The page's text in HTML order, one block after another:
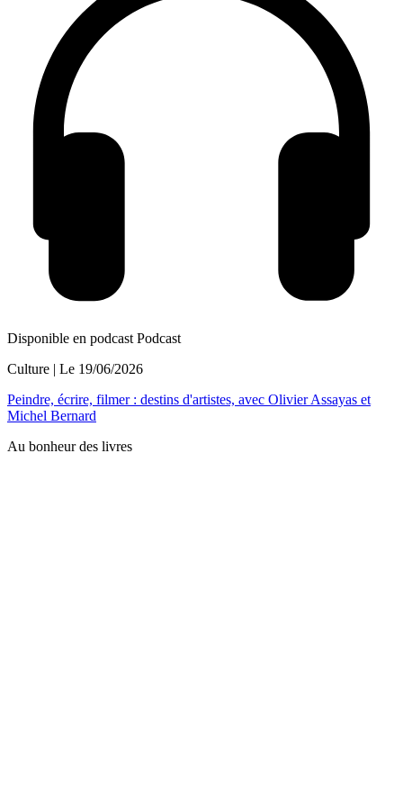
Disponible en podcast Podcast
Culture | Le 19/06/2026
Peindre, écrire, filmer : destins d'artistes, avec Olivier Assayas et
Michel Bernard
Au bonheur des livres